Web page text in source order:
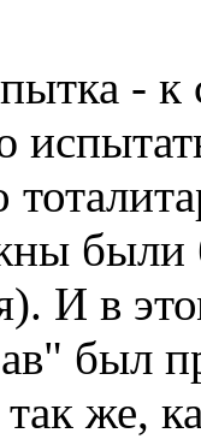
- к
И в
был
же,